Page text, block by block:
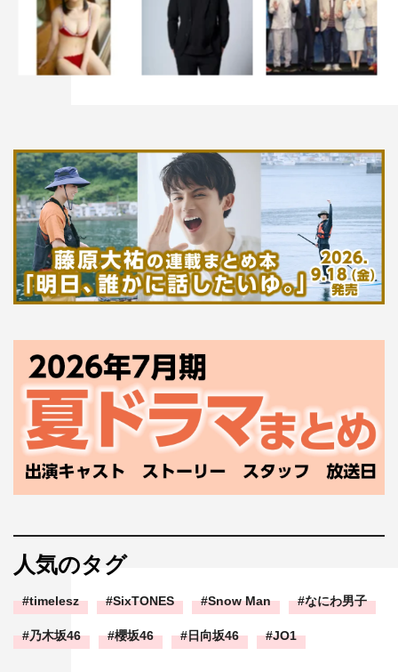
人気のタグ
timelesz SixTONES Snow Man なにわ男子
乃木坂46 櫻坂46 日向坂46 JO1